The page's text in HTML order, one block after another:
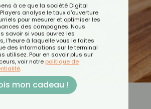
à ce que la société Digital
analyse le taux d'ouverture
pour mesurer et optimiser les
des campagnes. Nous
savoir si vous ouvrez les
l'heure à laquelle vous le faites
des informations sur le terminal
utilisez. Pour en savoir plus sur
voir notre politique de
.
mon cadeau !